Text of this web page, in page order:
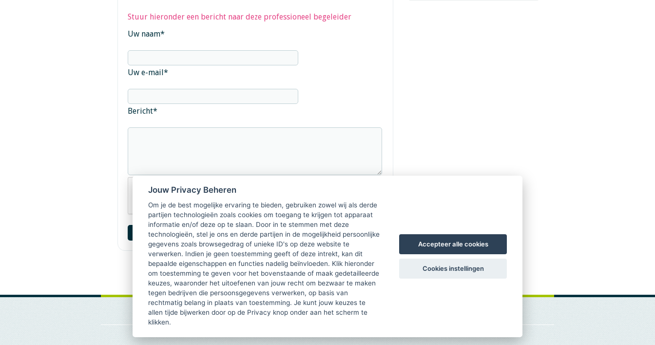
Stuur hieronder een bericht naar deze professioneel begeleider
Uw naam*
Uw e-mail*
Bericht*
Jouw Privacy Beheren
Om je de best mogelijke ervaring te bieden, gebruiken zowel wij als derde
partijen technologieën zoals cookies om toegang te krijgen tot apparaat
informatie en/of deze op te slaan. Door in te stemmen met deze
technologieën, stel je ons en derde partijen in de mogelijkheid persoonlijke
gegevens zoals browsegedrag of unieke ID's op deze website te
verwerken. Indien je geen toestemming geeft of deze intrekt, kan dit
bepaalde eigenschappen en functies nadelig beïnvloeden. Klik hieronder
om toestemming te geven voor het bovenstaande of maak gedetailleerde
keuzes, waaronder het uitoefenen van jouw recht om bezwaar te maken
tegen bedrijven die persoonsgegevens verwerken, op basis van
rechtmatig belang in plaats van toestemming. Je kunt jouw keuzes te
allen tijde bijwerken door op de Privacy knop onder aan het scherm te
klikken.
Accepteer alle cookies
Cookies instellingen